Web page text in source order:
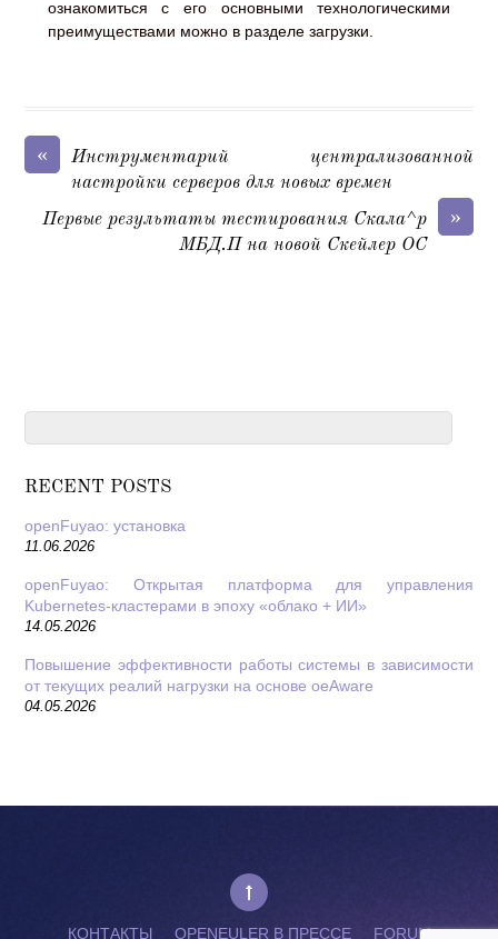
ознакомиться с его основными технологическими
преимуществами можно в разделе загрузки.
«
Инструментарий централизованной
настройки серверов для новых времен
»
Первые результаты тестирования Скала^р
МБД.П на новой Скейлер ОС
RECENT POSTS
openFuyao: установка
11.06.2026
openFuyao: Открытая платформа для управления
Kubernetes-кластерами в эпоху «облако + ИИ»
14.05.2026
Повышение эффективности работы системы в зависимости
от текущих реалий нагрузки на основе oeAware
04.05.2026
КОНТАКТЫ OPENEULER В ПРЕССЕ FORUM